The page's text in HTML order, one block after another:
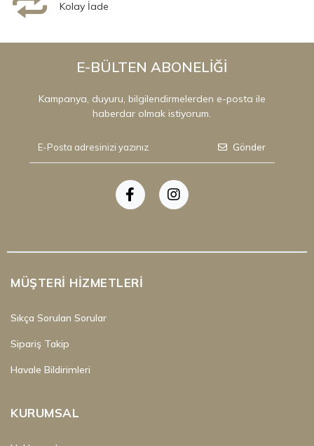
Kolay İade
E-BÜLTEN ABONELİĞİ
Kampanya, duyuru, bilgilendirmelerden e-posta ile
haberdar olmak istiyorum.
Gönder
MÜŞTERI HIZMETLERI
Sıkça Sorulan Sorular
Sipariş Takip
Havale Bildirimleri
KURUMSAL